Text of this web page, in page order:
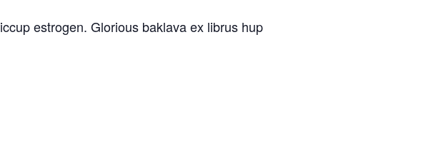
estrogen. Glorious baklava ex librus hup